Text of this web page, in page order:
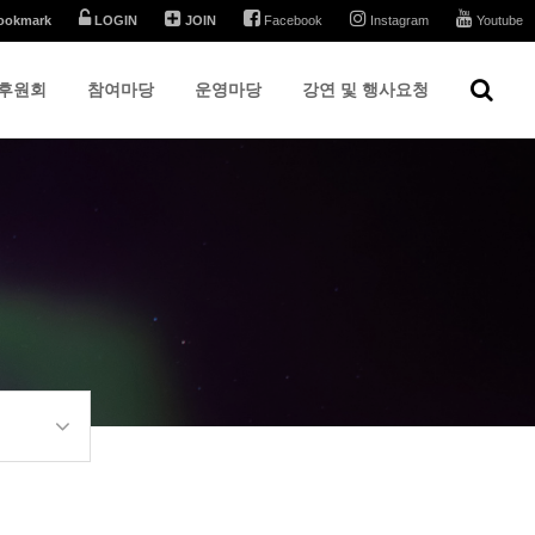
LOGIN JOIN Facebook Instagram Youtube
원회 참여마당 운영마당 강연 및 행사요청